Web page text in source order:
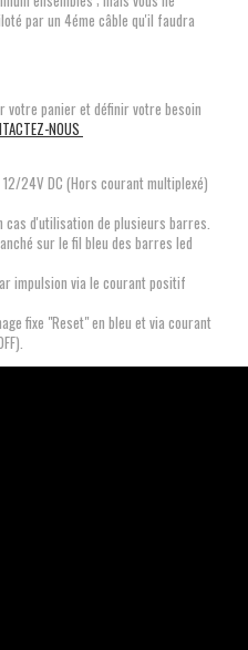
par un 4éme câble qu'il faudra
votre panier et définir votre besoin
NOUS
24V DC (Hors courant multiplexé)
cas d'utilisation de plusieurs barres.
sur le fil bleu des barres led
impulsion via le courant positif
fixe "Reset" en bleu et via courant